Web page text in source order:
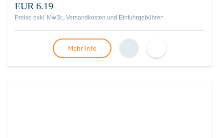
EUR 6.19
Preise exkl. MwSt., Versandkosten und Einfuhrgebühren
Mehr Info